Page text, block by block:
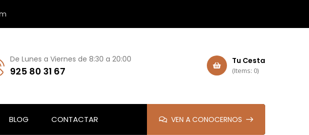
De Lunes a Viernes de 8:30 a 20:00
925 80 31 67
Tu Cesta
(Items: 0)
BLOG CONTACTAR VEN A CONOCERNOS